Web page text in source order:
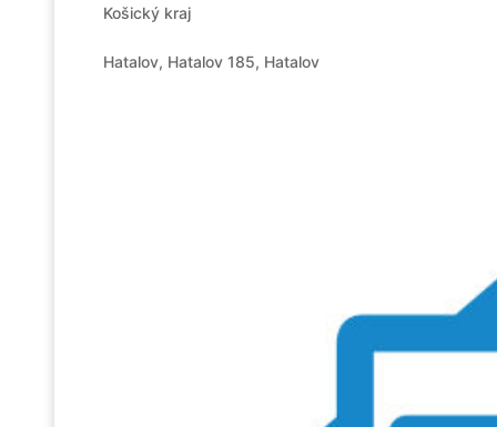
Košický kraj
Hatalov, Hatalov 185, Hatalov